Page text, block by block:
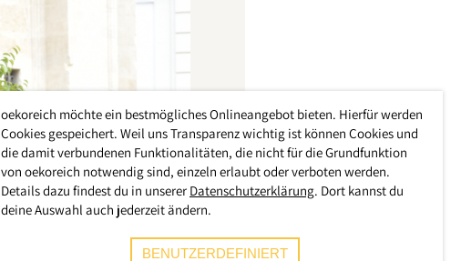
oekoreich möchte ein bestmögliches Onlineangebot bieten. Hierfür werden
Cookies gespeichert. Weil uns Transparenz wichtig ist können Cookies und
die damit verbundenen Funktionalitäten, die nicht für die Grundfunktion
von oekoreich notwendig sind, einzeln erlaubt oder verboten werden.
Details dazu findest du in unserer Datenschutzerklärung. Dort kannst du
deine Auswahl auch jederzeit ändern.
BENUTZERDEFINIERT